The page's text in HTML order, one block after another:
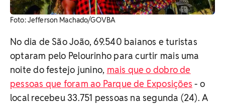
Foto: Jefferson Machado/GOVBA
No dia de São João, 69.540 baianos e turistas
optaram pelo Pelourinho para curtir mais uma
noite do festejo junino, mais que o dobro de
pessoas que foram ao Parque de Exposições - o
local recebeu 33.751 pessoas na segunda (24). A